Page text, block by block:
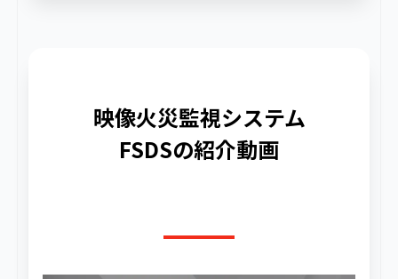
映像火災監視システム
FSDSの紹介動画